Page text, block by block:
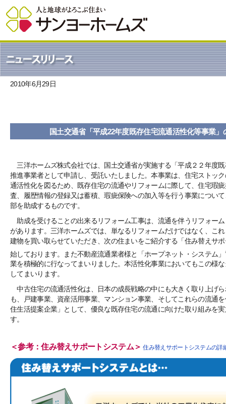
2010年6月29日
国土交通省「平成22年度既存住宅流通活性化等事業」
三洋ホームズ株式会社では、国土交通省が実施する「平成２２年度
推進事業者として申請し、受託いたしました。本事業は、住宅ストッ
通活性化を図るため、既存住宅の流通やリフォームに際して、住宅瑕
査、履歴情報の登録又は蓄積、瑕疵保険への加入等を行う事業につい
部を助成するものです。
助成を受けることの出来るリフォーム工事は、流通を伴うリフォー
があります。三洋ホームズでは、単なるリフォームだけではなく、こ
建物を買い取らせていただき、次の住まいをご紹介する「住み替えサ
始しております。また不動産流通業者様と「ホープネット・システム」
業を積極的に行なってまいりました。本活性化事業においてもこの様
してまいります。
中古住宅の流通活性化は、日本の成長戦略の中にも大きく取り上げ
も、戸建事業、資産活用事業、マンション事業、そしてこれらの流通
住生活提案企業」として、優良な既存住宅の流通に向けた取り組みを
す。
＜参考：住み替えサポートシステム＞ 住み替えサポートシステムの詳